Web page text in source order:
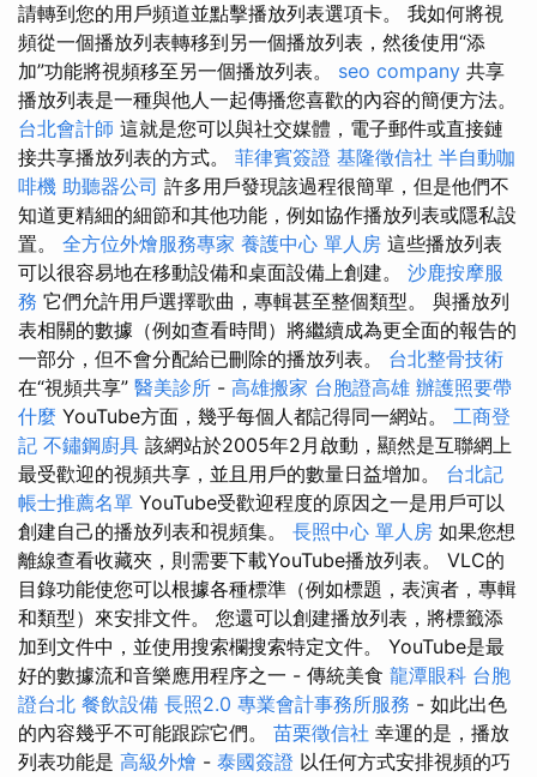
請轉到您的用戶頻道並點擊播放列表選項卡。 我如何將視
頻從一個播放列表轉移到另一個播放列表，然後使用“添
加”功能將視頻移至另一個播放列表。 seo company 共享
播放列表是一種與他人一起傳播您喜歡的內容的簡便方法。
台北會計師 這就是您可以與社交媒體，電子郵件或直接鏈
接共享播放列表的方式。 菲律賓簽證 基隆徵信社 半自動咖
啡機 助聽器公司 許多用戶發現該過程很簡單，但是他們不
知道更精細的細節和其他功能，例如協作播放列表或隱私設
置。 全方位外燴服務專家 養護中心 單人房 這些播放列表
可以很容易地在移動設備和桌面設備上創建。 沙鹿按摩服
務 它們允許用戶選擇歌曲，專輯甚至整個類型。 與播放列
表相關的數據（例如查看時間）將繼續成為更全面的報告的
一部分，但不會分配給已刪除的播放列表。 台北整骨技術
在“視頻共享” 醫美診所 - 高雄搬家 台胞證高雄 辦護照要帶
什麼 YouTube方面，幾乎每個人都記得同一網站。 工商登
記 不鏽鋼廚具 該網站於2005年2月啟動，顯然是互聯網上
最受歡迎的視頻共享，並且用戶的數量日益增加。 台北記
帳士推薦名單 YouTube受歡迎程度的原因之一是用戶可以
創建自己的播放列表和視頻集。 長照中心 單人房 如果您想
離線查看收藏夾，則需要下載YouTube播放列表。 VLC的
目錄功能使您可以根據各種標準（例如標題，表演者，專輯
和類型）來安排文件。 您還可以創建播放列表，將標籤添
加到文件中，並使用搜索欄搜索特定文件。 YouTube是最
好的數據流和音樂應用程序之一 - 傳統美食 龍潭眼科 台胞
證台北 餐飲設備 長照2.0 專業會計事務所服務 - 如此出色
的內容幾乎不可能跟踪它們。 苗栗徵信社 幸運的是，播放
列表功能是 高級外燴 - 泰國簽證 以任何方式安排視頻的巧